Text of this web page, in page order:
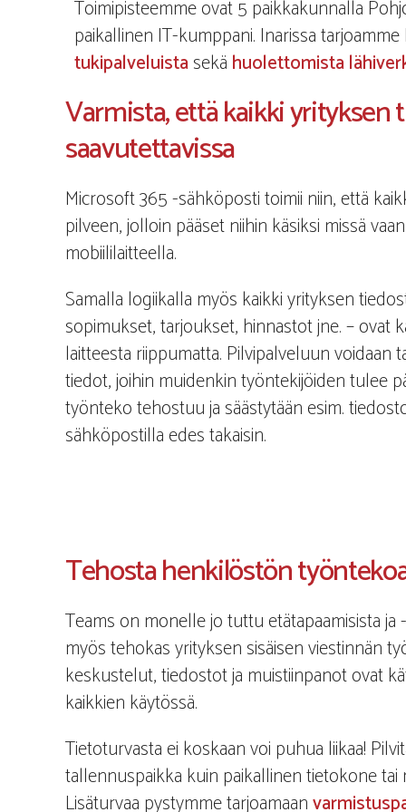
Toimipisteemme ovat 5 paikkakunnalla
paikallinen IT-kumppani. Inarissa
tukipalveluista sekä huolettomista
Varmista, että kaikki
saavutettavissa
Microsoft 365 -sähköposti toimii niin, että
pilveen, jolloin pääset niihin käsiksi missä
mobiililaitteella.
Samalla logiikalla myös kaikki yrityksen
sopimukset, tarjoukset, hinnastot jne. – ovat
laitteesta riippumatta. Pilvipalveluun voidaan
tiedot, joihin muidenkin työntekijöiden tulee
työnteko tehostuu ja säästytään esim.
sähköpostilla edes takaisin.
Tehosta henkilöstön
Teams on monelle jo tuttu etätapaamisista
myös tehokas yrityksen sisäisen viestinnän
keskustelut, tiedostot ja muistiinpanot ovat
kaikkien käytössä.
Tietoturvasta ei koskaan voi puhua liikaa!
tallennuspaikka kuin paikallinen tietokone
Lisäturvaa pystymme tarjoamaan